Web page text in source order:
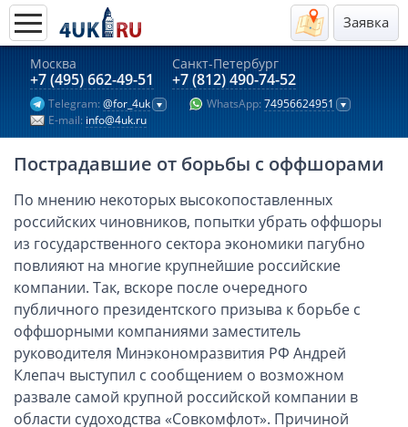
Заявка
Москва
+7 (495) 662-49-51
Санкт-Петербург
+7 (812) 490-74-52
Telegram: @for_4uk WhatsApp: 74956624951
E-mail: info@4uk.ru
Актуальные предложения 2026
Компании в Гонконге
Английские компании LTD
Киргизия (компания и счёт)
Компании в Китае
Kомпания в Канаде с лицензией MSB
Казахстан (компания и счёт)
Открытие счета в банках Казахстана
Платежная система Гонконга
Платежная система Великобритании
Платежная система Маврикия
Платежная система Казахстана
ОАЭ, Дубай (компания и счёт)
Пострадавшие от борьбы с оффшорами
По мнению некоторых высокопоставленных
российских чиновников, попытки убрать оффшоры
из государственного сектора экономики пагубно
повлияют на многие крупнейшие российские
компании. Так, вскоре после очередного
публичного президентского призыва к борьбе с
оффшорными компаниями заместитель
руководителя Минэкономразвития РФ Андрей
Клепач выступил с сообщением о возможном
развале самой крупной российской компании в
области судоходства «Совкомфлот». Причиной